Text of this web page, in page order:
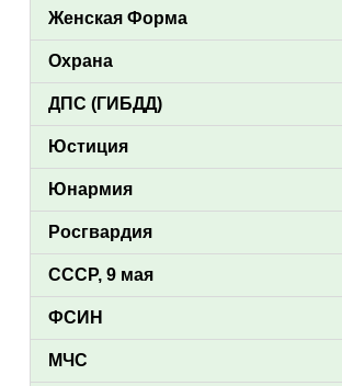
Женская Форма
Охрана
ДПС (ГИБДД)
Юстиция
Юнармия
Росгвардия
СССР, 9 мая
ФСИН
МЧС